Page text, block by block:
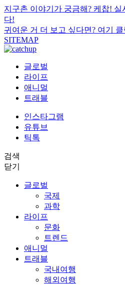
지구촌 이야기가 궁금해? 케찹! 실
다!
귀여운 거 더 보고 싶다면? 여기 클
SITEMAP
글로벌
라이프
애니멀
트래블
인스타그램
유튜브
틱톡
검색
닫기
글로벌
국제
과학
라이프
문화
트렌드
애니멀
트래블
국내여행
해외여행